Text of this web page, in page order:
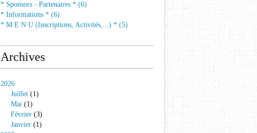
* Sponsors - Partenaires * (6)
* Informations * (6)
* M E N U (Inscriptions, Activités,...) * (5)
Archives
2026
Juillet (1)
Mai (1)
Février (3)
Janvier (1)